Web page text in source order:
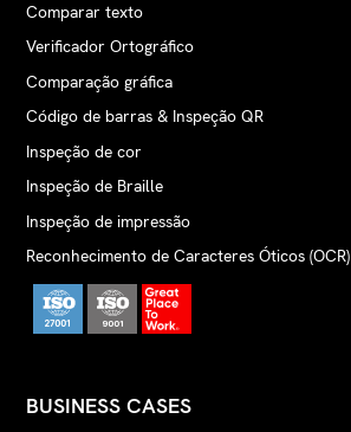
Comparar texto
Verificador Ortográfico
Comparação gráfica
Código de barras & Inspeção QR
Inspeção de cor
Inspeção de Braille
Inspeção de impressão
Reconhecimento de Caracteres Óticos (OCR)
BUSINESS CASES